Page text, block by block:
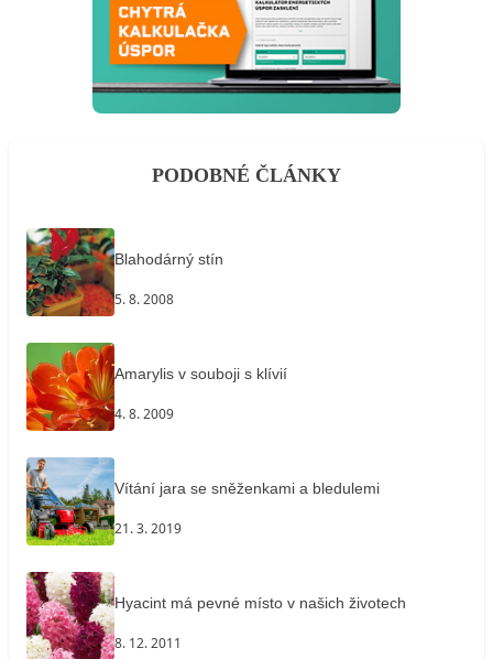
PODOBNÉ ČLÁNKY
Blahodárný stín
5. 8. 2008
Amarylis v souboji s klívií
4. 8. 2009
Vítání jara se sněženkami a bledulemi
21. 3. 2019
Hyacint má pevné místo v našich životech
8. 12. 2011